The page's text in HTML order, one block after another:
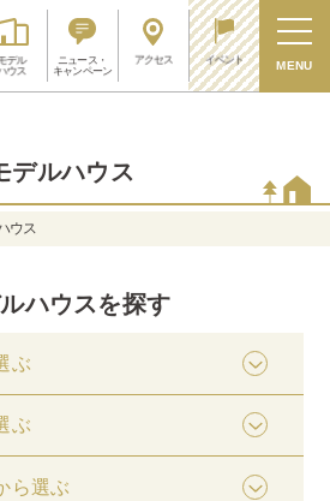
デル
ウス
ニュース・
キャンペーン
アクセス イベント MENU
デルハウス
ウス
ハウスを探す
ぶ
ぶ
ら選ぶ